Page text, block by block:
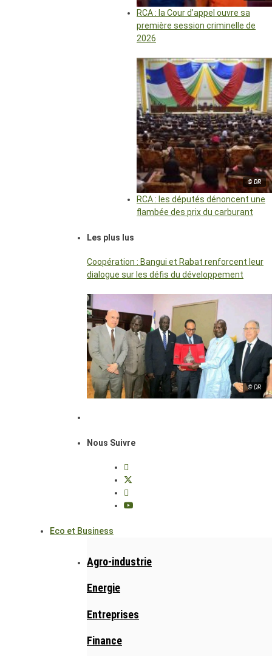
RCA : la Cour d’appel ouvre sa
première session criminelle de
2026
© DR
RCA : les députés dénoncent une
flambée des prix du carburant
Les plus lus
Coopération : Bangui et Rabat renforcent leur
dialogue sur les défis du développement
© DR
Nous Suivre
Eco et Business
Agro-industrie
Energie
Entreprises
Finance